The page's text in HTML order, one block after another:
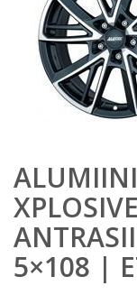
5×108 |